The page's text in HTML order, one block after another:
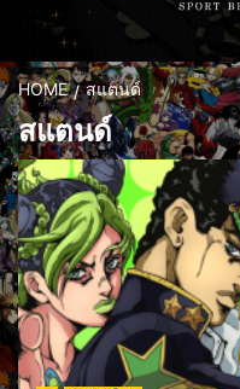
HOME สแตนด์
สแตนด์